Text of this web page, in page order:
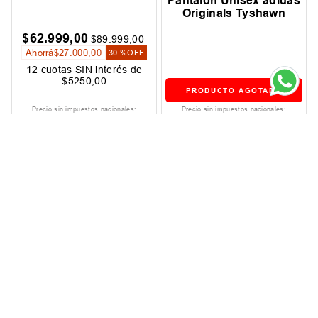
$62.999,00 $89.999,00
Ahorrá$27 .000 ,00 30 %OFF
12 cuotas SIN interés de
$5250 ,00
Precio sin impuestos nacionales:
$ 52 065, 29
Originals Tyshawn
PRODUCTO AGOTADO
Precio sin impuestos nacionales:
$ 103 304 96